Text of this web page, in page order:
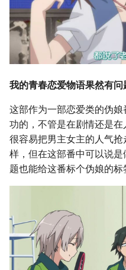
h
我的青春恋爱物语果然有问
这部作为一部恋爱类的伪
功的，不管是在剧情还是在
很容易把男主女主的人气
样，但在这部番中可以说
题也能给这番标个伪娘的标